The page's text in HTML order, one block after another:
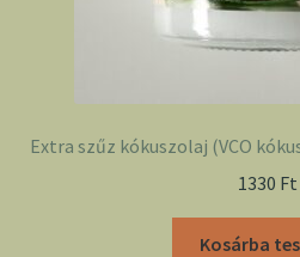
Extra szűz kókuszolaj (VCO
1330 Ft
Kosárba